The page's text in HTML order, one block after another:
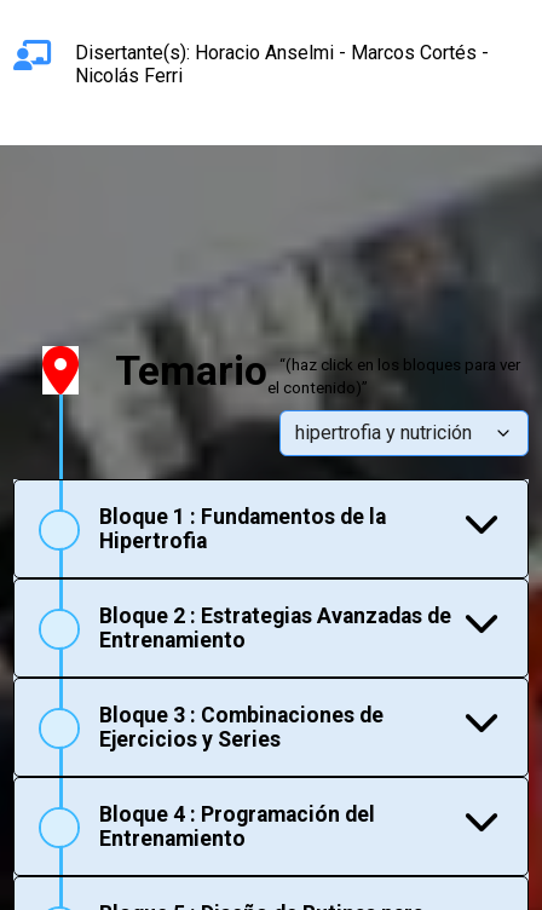
Disertante(s): Horacio Anselmi - Marcos Cortés -
Nicolás Ferri
Temario
“(haz click en los bloques para ver
el contenido)”
hipertrofia y nutrición
hipertrofia y nutrición
biomecánica
Bloque 1 : Fundamentos de la
Hipertrofia
Bloque 2 : Estrategias Avanzadas de
Entrenamiento
Bloque 3 : Combinaciones de
Ejercicios y Series
Bloque 4 : Programación del
Entrenamiento